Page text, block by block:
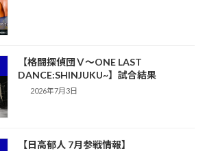
【格闘探偵団Ⅴ～ONE LAST
DANCE:SHINJUKU~】試合結果
2026年7月3日
【日高郁人 7月参戦情報】